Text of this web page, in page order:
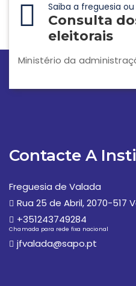
Saiba a freguesia
Consulta
eleitorais
Ministério da
Contacte A
Freguesia de Valada
Rua 25 de Abril, 2070-517
+351243749284
Chamada para rede fixa nacional
jfvalada@sapo.pt